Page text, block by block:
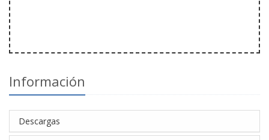
Información
Descargas